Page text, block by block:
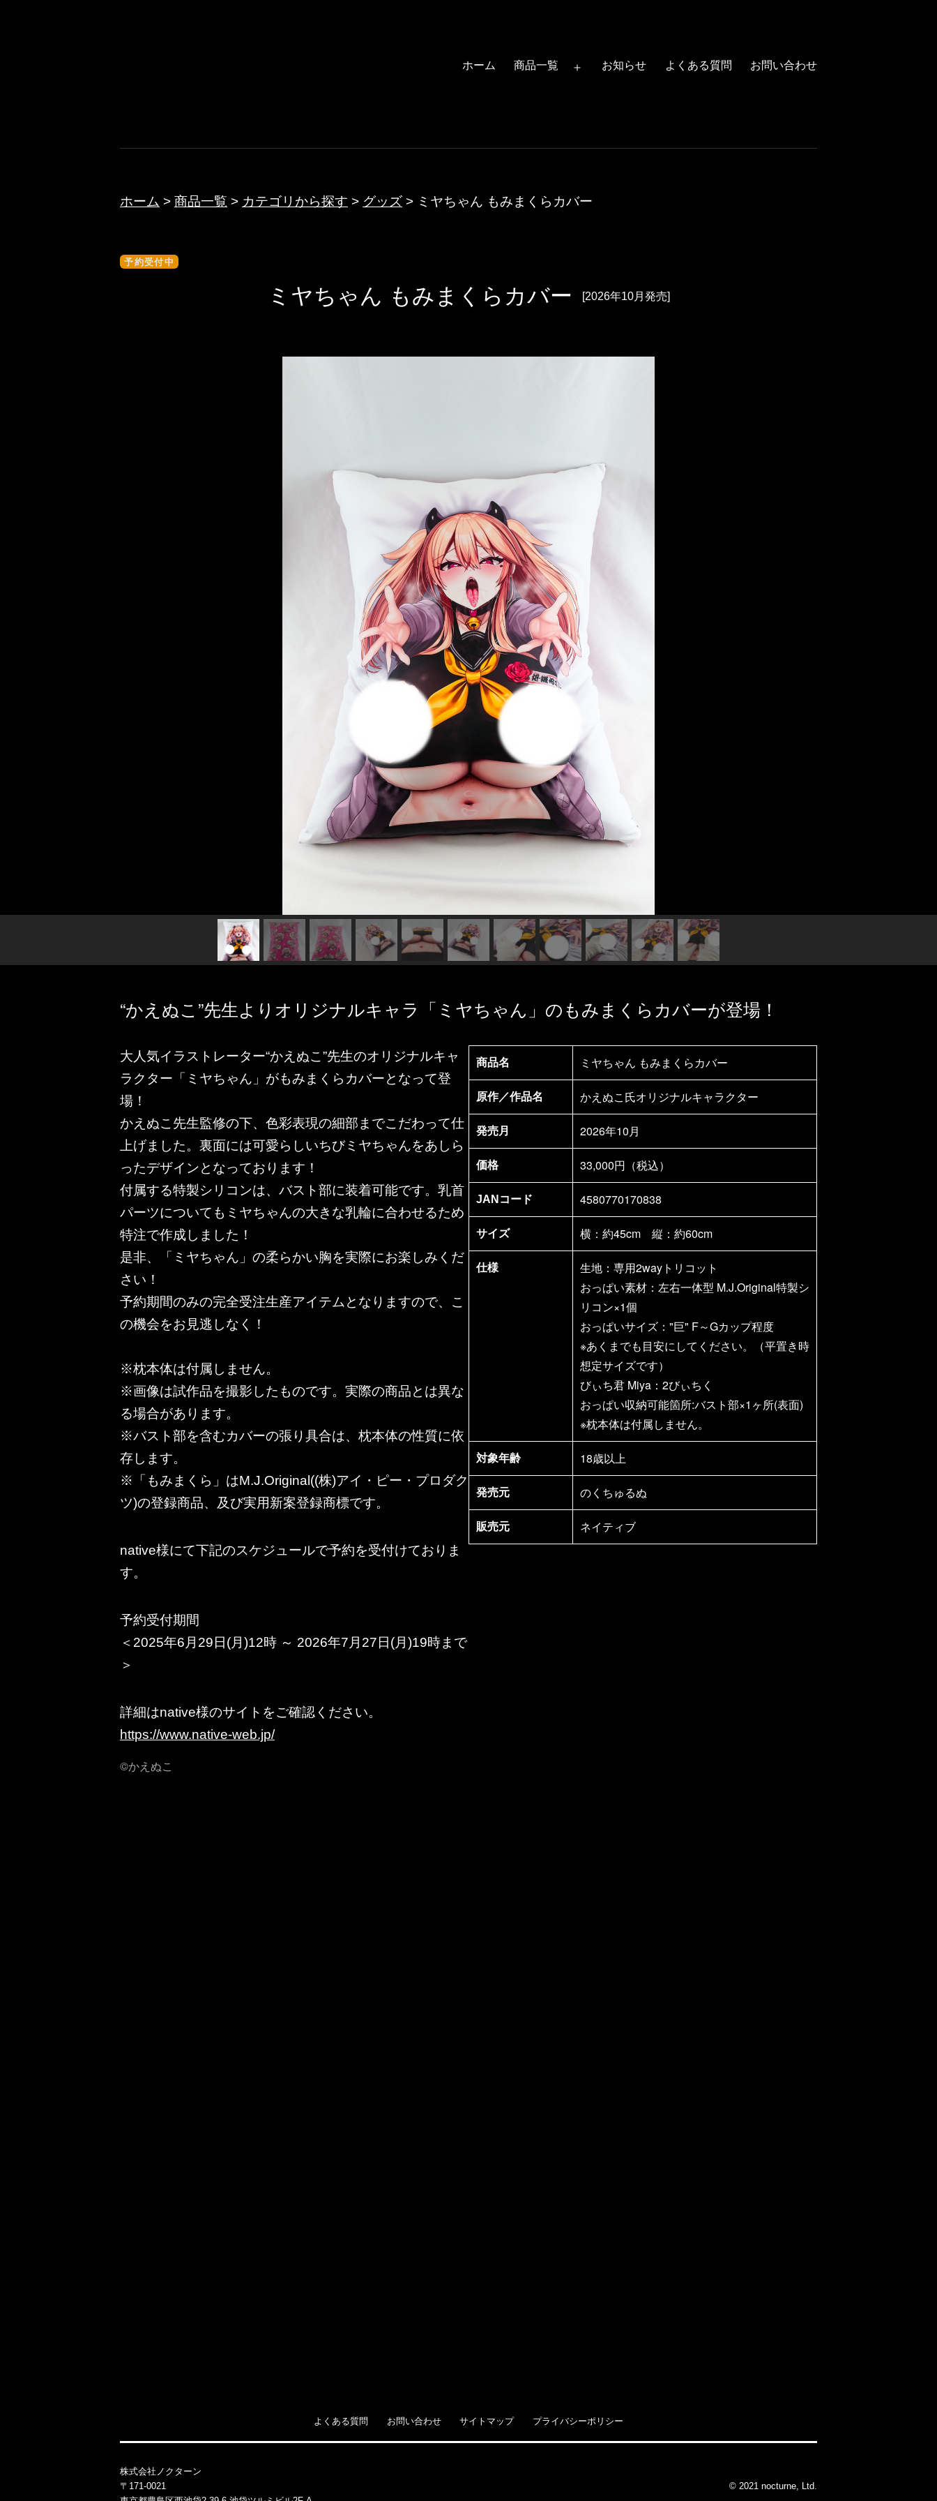
ホーム 商品一覧
く
お知らせ よくある質問 お問い合わせ
ホーム > 商品一覧 > カテゴリから探す > グッズ > ミヤちゃん もみまくらカバー
予約受付中
ミヤちゃん もみまくらカバー [2026年10月発売]
“かえぬこ”先生よりオリジナルキャラ「ミヤちゃん」のもみまくらカバーが登場！
大人気イラストレーター“かえぬこ”先生のオリジナルキャ
ラクター「ミヤちゃん」がもみまくらカバーとなって登
場！
かえぬこ先生監修の下、色彩表現の細部までこだわって仕
上げました。裏面には可愛らしいちびミヤちゃんをあしら
ったデザインとなっております！
付属する特製シリコンは、バスト部に装着可能です。乳首
パーツについてもミヤちゃんの大きな乳輪に合わせるため
特注で作成しました！
是非、「ミヤちゃん」の柔らかい胸を実際にお楽しみくだ
さい！
予約期間のみの完全受注生産アイテムとなりますので、こ
の機会をお見逃しなく！
※枕本体は付属しません。
※画像は試作品を撮影したものです。実際の商品とは異な
る場合があります。
※バスト部を含むカバーの張り具合は、枕本体の性質に依
存します。
※「もみまくら」はM.J.Original((株)アイ・ピー・プロダク
ツ)の登録商品、及び実用新案登録商標です。
native様にて下記のスケジュールで予約を受付けておりま
す。
予約受付期間
＜2025年6月29日(月)12時 ～ 2026年7月27日(月)19時まで
＞
詳細はnative様のサイトをご確認ください。
https://www.native-web.jp/
商品名 ミヤちゃん もみまくらカバー
原作／作品名 かえぬこ氏オリジナルキャラクター
発売月 2026年10月
価格 33,000円（税込）
JANコード 4580770170838
サイズ 横：約45cm 縦：約60cm
仕様
生地：専用2wayトリコット
おっぱい素材：左右一体型 M.J.Original特製シ
リコン×1個
おっぱいサイズ："巨" F～Gカップ程度
※あくまでも目安にしてください。（平置き時
想定サイズです）
びぃち君 Miya：2びぃちく
おっぱい収納可能箇所:バスト部×1ヶ所(表面)
※枕本体は付属しません。
対象年齢 18歳以上
発売元 のくちゅるぬ
販売元 ネイティブ
©かえぬこ
よくある質問 お問い合わせ サイトマップ プライバシーポリシー
株式会社ノクターン
〒171-0021
© 2021 nocturne, Ltd.